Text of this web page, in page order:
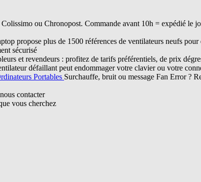
ou Chronopost. Commande avant 10h = expédié le
propose plus de 1500 références de ventilateurs neufs
sécurisé
et revendeurs : profitez de tarifs préférentiels, de prix
défaillant peut endommager votre clavier ou votre
Portables Surchauffe, bruit ou message Fan Error ?
contacter
vous cherchez